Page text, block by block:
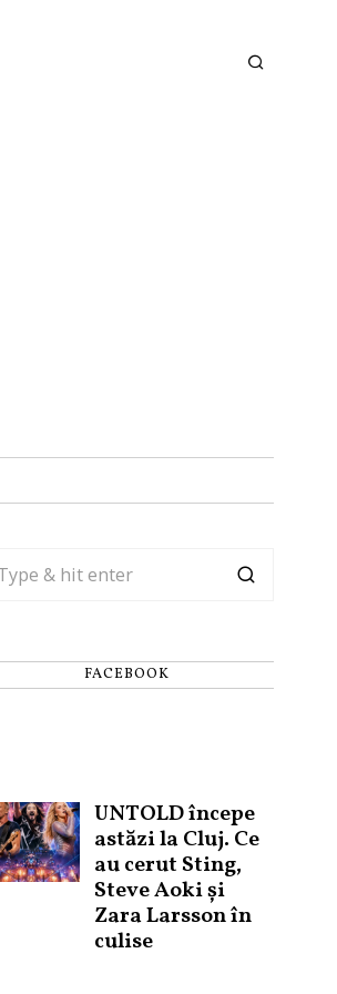
FACEBOOK
UNTOLD începe
astăzi la Cluj. Ce
au cerut Sting,
Steve Aoki și
Zara Larsson în
culise